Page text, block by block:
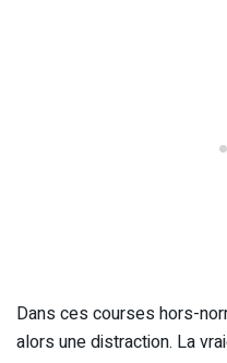
Dans ces courses hors-
alors une distraction. La